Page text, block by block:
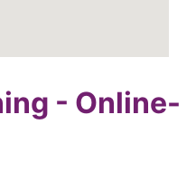
- Online-